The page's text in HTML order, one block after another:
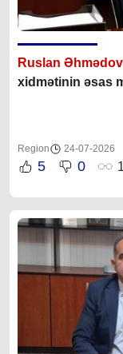
Ruslan
xidmətinin əsas
Region 24-07-2026
5 0